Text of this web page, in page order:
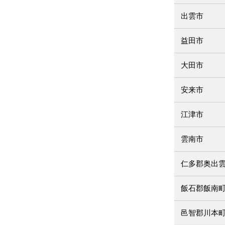
出雲市
益田市
大田市
安来市
江津市
雲南市
仁多郡奥出
飯石郡飯南
邑智郡川本